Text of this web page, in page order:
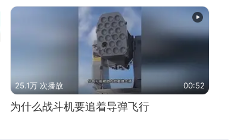
25.1万 次播放 00:52
为什么战斗机要追着导弹飞行